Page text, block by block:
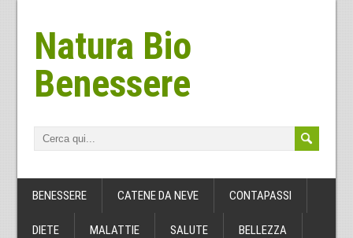
Natura Bio
Benessere
BENESSERE CATENE DA NEVE CONTAPASSI
DIETE MALATTIE SALUTE BELLEZZA